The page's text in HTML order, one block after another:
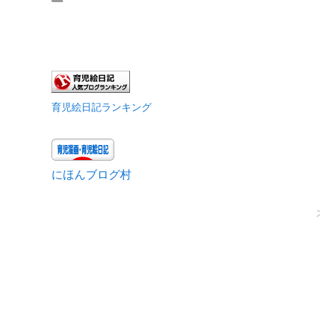
育児絵日記ランキング
にほんブログ村